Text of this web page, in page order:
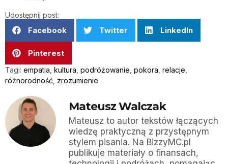
Udostępnij post:
Facebook Twitter LinkedIn
Pinterest
Tagi: empatia kultura podróżowanie pokora relacje
różnorodność zrozumienie
Mateusz Walczak
Mateusz to autor tekstów łączących
wiedzę praktyczną z przystępnym
stylem pisania. Na BizzyMC.pl
publikuje materiały o finansach,